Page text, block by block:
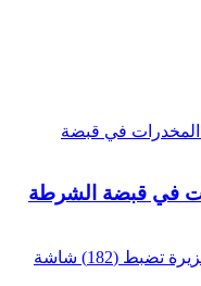
في قبضة الشرطة